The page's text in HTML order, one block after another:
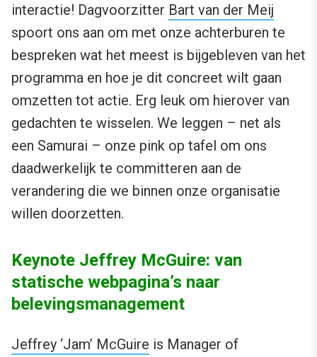
interactie! Dagvoorzitter Bart van der Meij
spoort ons aan om met onze achterburen te
bespreken wat het meest is bijgebleven van het
programma en hoe je dit concreet wilt gaan
omzetten tot actie. Erg leuk om hierover van
gedachten te wisselen. We leggen – net als
een Samurai – onze pink op tafel om ons
daadwerkelijk te committeren aan de
verandering die we binnen onze organisatie
willen doorzetten.
Keynote Jeffrey McGuire: van
statische webpagina’s naar
belevingsmanagement
Jeffrey ‘Jam’ McGuire is Manager of